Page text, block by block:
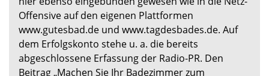
Offensive auf den eigenen Plattformen
www.gutesbad.de und www.tagdesbades.de. Auf
dem Erfolgskonto stehe u. a. die bereits
abgeschlossene Erfassung der Radio-PR. Den
Beitrag „Machen Sie Ihr Badezimmer zum